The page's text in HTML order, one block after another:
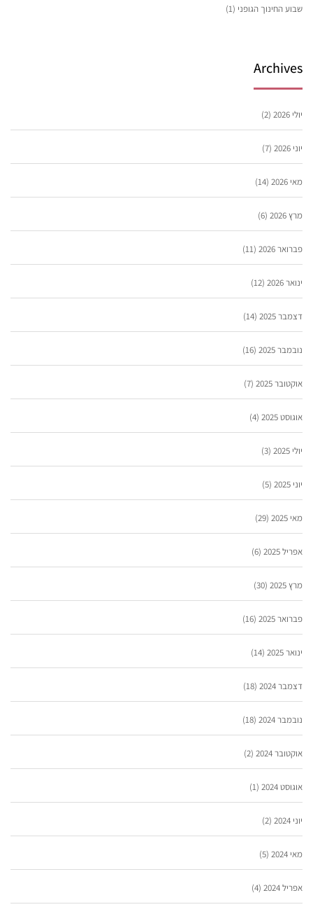
שבוע החינוך הגופני (1)
Archives
יולי 2026 (2)
יוני 2026 (7)
מאי 2026 (14)
מרץ 2026 (6)
פברואר 2026 (11)
ינואר 2026 (12)
דצמבר 2025 (14)
נובמבר 2025 (16)
אוקטובר 2025 (7)
אוגוסט 2025 (4)
יולי 2025 (3)
יוני 2025 (5)
מאי 2025 (29)
אפריל 2025 (6)
מרץ 2025 (30)
פברואר 2025 (16)
ינואר 2025 (14)
דצמבר 2024 (18)
נובמבר 2024 (18)
אוקטובר 2024 (2)
אוגוסט 2024 (1)
יוני 2024 (2)
מאי 2024 (5)
אפריל 2024 (4)